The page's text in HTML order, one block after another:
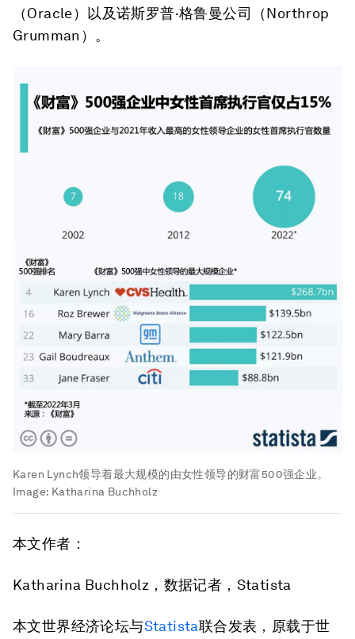
（Oracle）以及诺斯罗普·格鲁曼公司（Northrop
Grumman）。
Karen Lynch领导着最大规模的由女性领导的财富500强企业。
Image: Katharina Buchholz
本文作者：
Katharina Buchholz，数据记者，Statista
本文世界经济论坛与Statista联合发表，原载于世